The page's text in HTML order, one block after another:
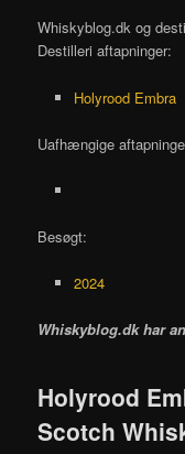
Whiskyblog.dk og
Destilleri aftapninger:
Holyrood Embra
Uafhængige
Besøgt:
2024
Whiskyblog.dk har
Holyrood
Scotch